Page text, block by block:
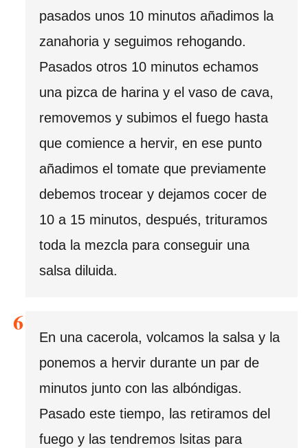
pasados unos 10 minutos añadimos la
zanahoria y seguimos rehogando.
Pasados otros 10 minutos echamos
una pizca de harina y el vaso de cava,
removemos y subimos el fuego hasta
que comience a hervir, en ese punto
añadimos el tomate que previamente
debemos trocear y dejamos cocer de
10 a 15 minutos, después, trituramos
toda la mezcla para conseguir una
salsa diluida.
En una cacerola, volcamos la salsa y la
ponemos a hervir durante un par de
minutos junto con las albóndigas.
Pasado este tiempo, las retiramos del
fuego y las tendremos lsitas para